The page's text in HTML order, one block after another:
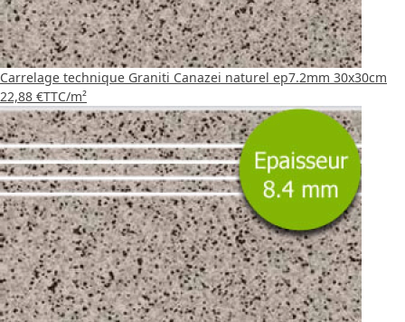
Carrelage technique Graniti Canazei naturel ep7.2mm 30x30cm
22,88 €TTC/m²